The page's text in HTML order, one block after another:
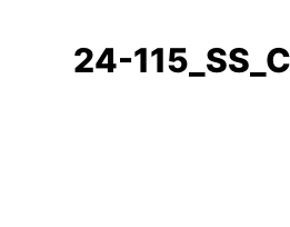
24-